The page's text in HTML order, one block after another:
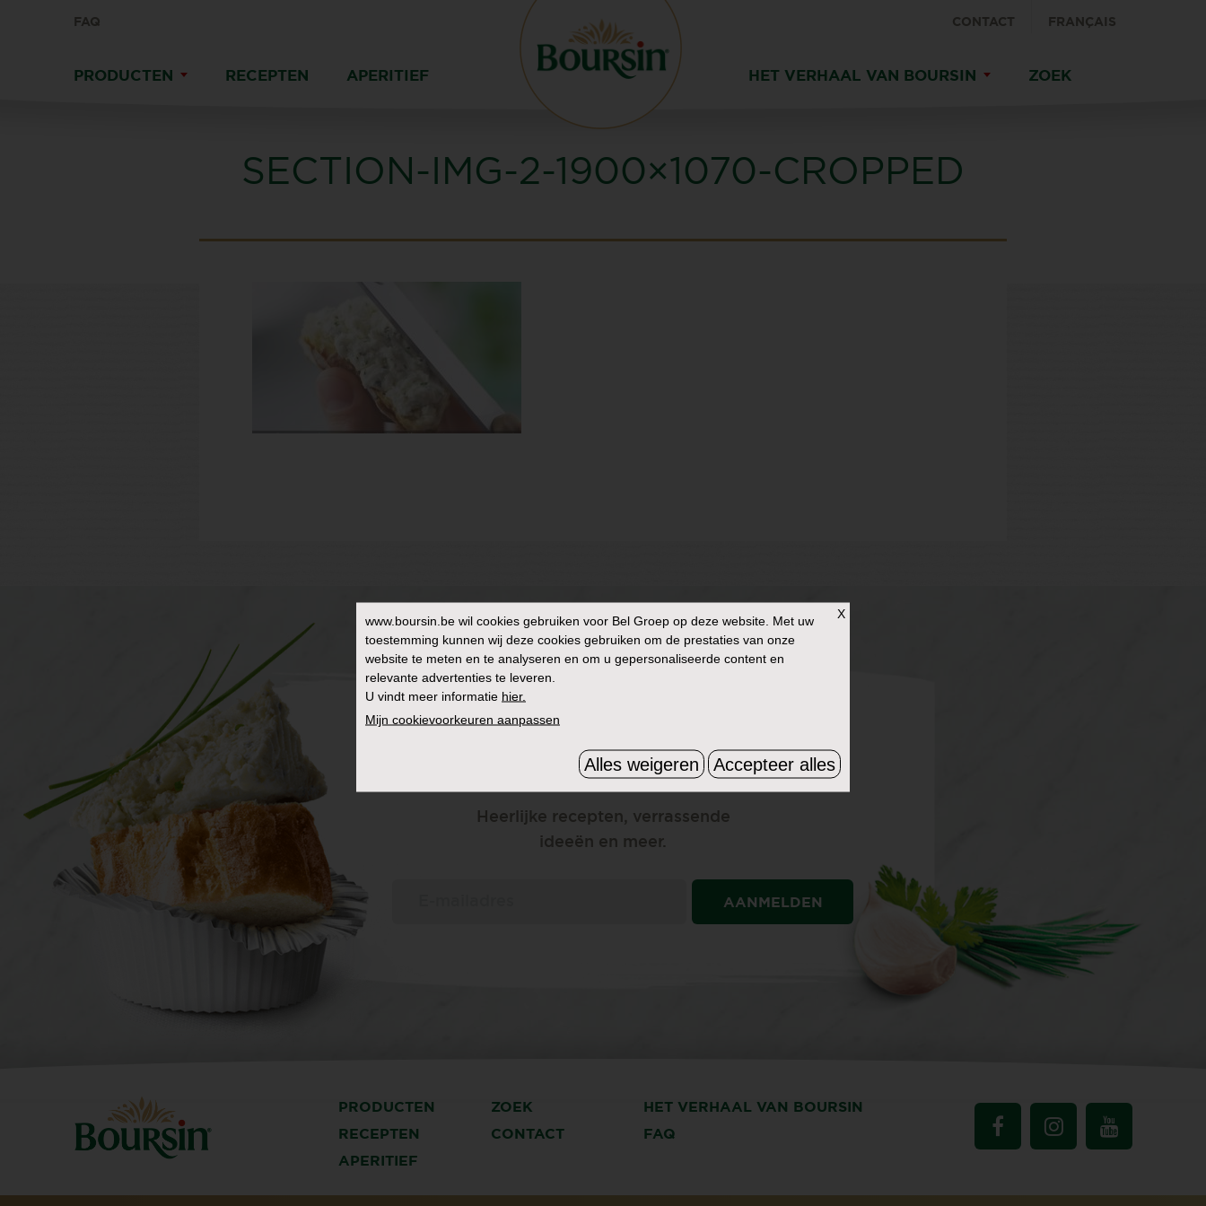
FAQ FRANÇAIS
CONTACT
PRODUCTEN RECEPTEN APERITIEF HET VERHAAL VAN BOURSIN ZOEK
SECTION-IMG-2-1900×1070-CROPPED
HOUD ME OP DE HOOGTE
Heerlijke recepten, verrassende
ideeën en meer.
AANMELDEN
PRODUCTEN ZOEK
HET VERHAAL VAN BOURSIN
RECEPTEN
CONTACT
FAQ
APERITIEF
X
www.boursin.be wil cookies gebruiken voor Bel Groep op deze website. Met uw
toestemming kunnen wij deze cookies gebruiken om de prestaties van onze
website te meten en te analyseren en om u gepersonaliseerde content en
relevante advertenties te leveren.
U vindt meer informatie hier.
Mijn cookievoorkeuren aanpassen
Alles weigeren Accepteer alles